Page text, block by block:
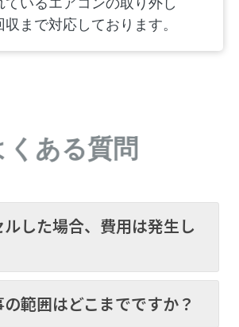
まで対応しております。
くある質問
ルした場合、費用は発生し
範囲はどこまでですか？